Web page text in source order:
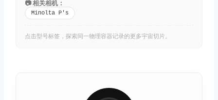
📷 相关相机：
Minolta P's
点击型号标签，探索同一物理容器记录的更多宇宙切片。